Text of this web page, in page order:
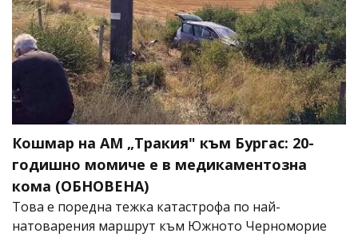
Кошмар на АМ „Тракия" към Бургас: 20-
годишно момиче е в медикаментозна
кома (ОБНОВЕНА)
Това е поредна тежка катастрофа по най-
натоварения маршрут към Южното Черноморие